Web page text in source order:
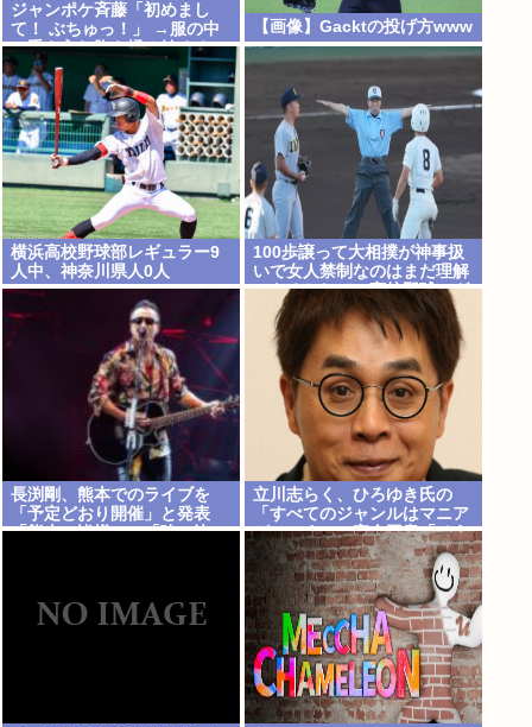
ジャンポケ斉藤「初めまし
て！ ぶちゅっ！」 →服の中
に手を入れ胸を揉み始める。
これ異常者だろ(´・ω・`)
【画像】Gacktの投げ方www
横浜高校野球部レギュラー9
人中、神奈川県人0人
100歩譲って大相撲が神事扱
いで女人禁制なのはまだ理解
できるとして、高校野球のグ
ラウンドが女人禁制だったの
はマジ意味わからん
長渕剛、熊本でのライブを
「予定どおり開催」と発表
「熊本の皆様へ」「強い決
立川志らく、ひろゆき氏の
「すべてのジャンルはマニア
がつぶす」に完全同意「そう
いう連中が落語をつぶす」